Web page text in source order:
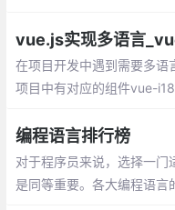
QL数据库离不开的语言 ，
在项目开发中遇到需要多语
项目中有对应的组件vue-
安装和使用，语言包的生成
有的静态文本
编程语言排行榜
对于程序员来说，选择一门
是同等重要。各大编程语言